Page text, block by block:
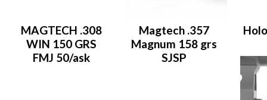
MAGTECH .308
WIN 150 GRS
FMJ 50/ask
Magtech .357
Magnum 158 grs
SJSP